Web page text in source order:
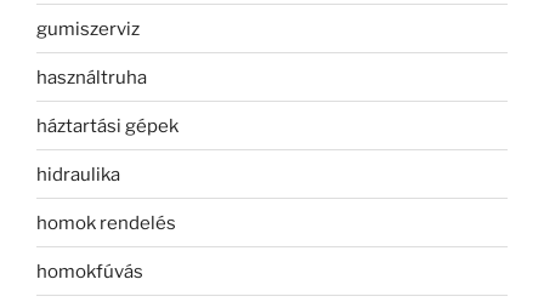
gumiszerviz
használtruha
háztartási gépek
hidraulika
homok rendelés
homokfúvás